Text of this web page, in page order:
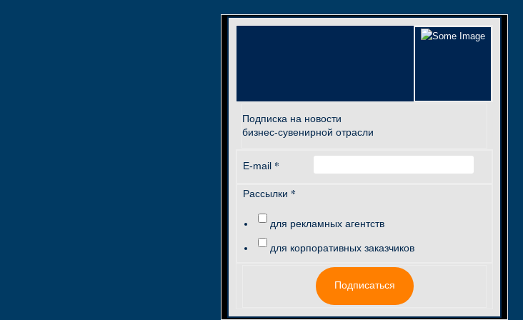
Подписка на новости
бизнес-сувенирной отрасли
E-mail *
Рассылки *
для рекламных агентств
для корпоративных заказчиков
Подписаться